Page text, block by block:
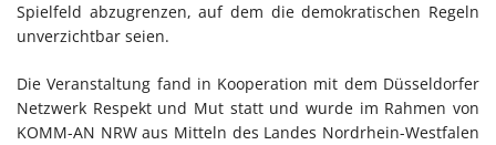
Spielfeld abzugrenzen, auf dem die demokratischen Regeln
unverzichtbar seien.
Die Veranstaltung fand in Kooperation mit dem Düsseldorfer
Netzwerk Respekt und Mut statt und wurde im Rahmen von
KOMM-AN NRW aus Mitteln des Landes Nordrhein-Westfalen